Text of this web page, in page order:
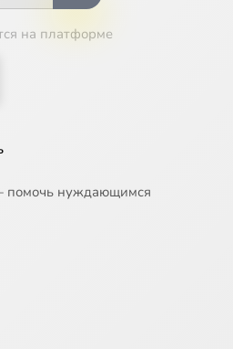
на платформе
помочь нуждающимся